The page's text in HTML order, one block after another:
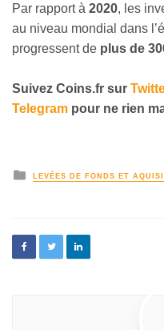
Par rapport à 2020, les
au niveau mondial dans
progressent de plus de
Suivez Coins.fr sur
Telegram pour ne rien
LEVÉES DE FONDS ET